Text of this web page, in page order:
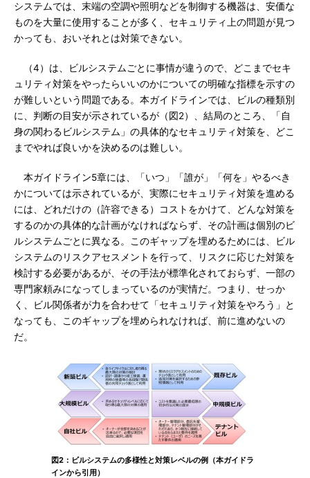
システムでは、末端の空調や照明などを制御する機器は、安価な
ものを大量に使用することが多く、セキュリティ上の問題が見つ
かっても、おいそれとは対策できない。
（4）は、ビルシステムごとに事情が違うので、どこまでセキ
ュリティ対策をやったらいいのかについての明確な指標を示すの
が難しいという問題である。本ガイドラインでは、ビルの種類別
に、判断の目安が示されているが（図2）、結局のところ、「自
身の関わるビルシステム」の具体的なセキュリティ対策を、どこ
までやれば良いかを決めるのは難しい。
本ガイドライン5章には、「いつ」「誰が」「何を」やるべき
かについては示されているが、実際にセキュリティ対策を進める
には、どれだけの（許容できる）コストをかけて、どんな対策を
するのかの具体的な計画がなければならず、その計画は個別のビ
ルシステムごとに異なる。このギャップを埋めるためには、ビル
システムのリスクアセスメントを行って、リスクに応じた対策を
検討する必要があるが、その手法が標準化されておらず、一部の
専門家頼みになってしまっているのが実情だ。つまり、せっか
く、ビル関係者が力を合わせて「セキュリティ対策をやろう」と
なっても、このギャップを埋められなければ、前に進めないの
だ。
図2：ビルシステムの多様性と対策レベルの例（本ガイドラ
インから引用）